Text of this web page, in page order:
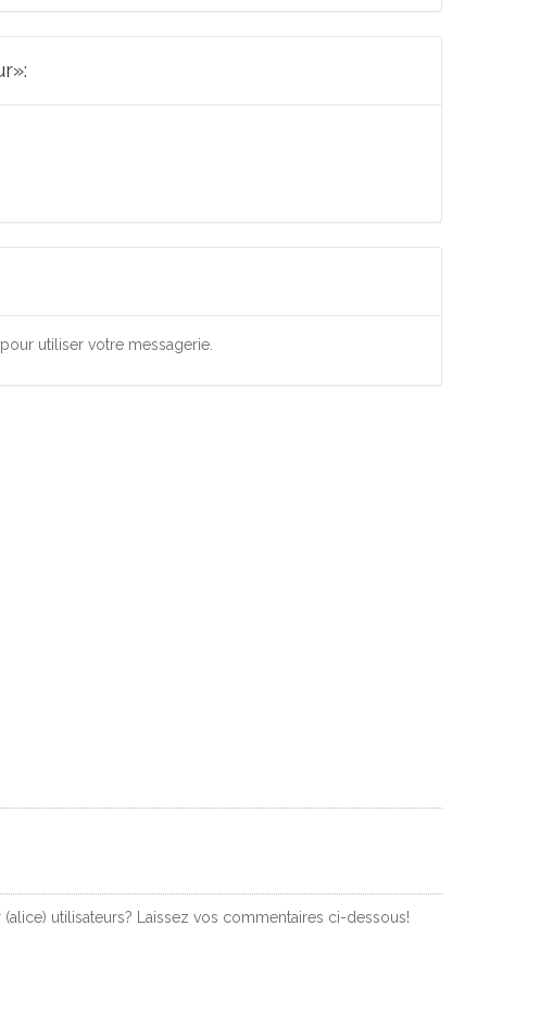
utiliser votre messagerie.
utilisateurs? Laissez vos commentaires ci-dessous!